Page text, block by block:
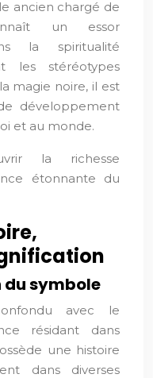
ancien chargé de
un essor
la spiritualité
les stéréotypes
magie noire, il est
développement
et au monde.
la richesse
étonnante du
symbole
avec le
résidant dans
une histoire
dans diverses